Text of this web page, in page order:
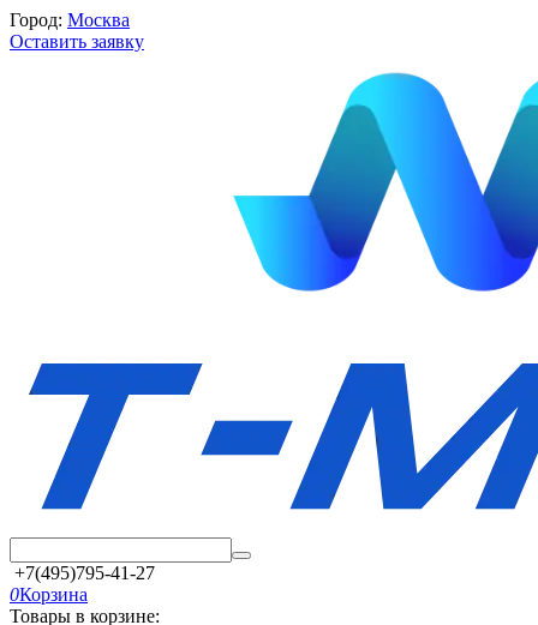
Город: Москва
Оставить заявку
+7(495)795-41-27
0Корзина
Товары в корзине: